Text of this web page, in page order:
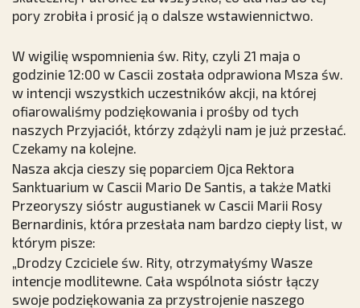
pory zrobiła i prosić ją o dalsze wstawiennictwo.
W wigilię wspomnienia św. Rity, czyli 21 maja o
godzinie 12:00 w Cascii została odprawiona Msza św.
w intencji wszystkich uczestników akcji, na której
ofiarowaliśmy podziękowania i prośby od tych
naszych Przyjaciół, którzy zdążyli nam je już przesłać.
Czekamy na kolejne.
Nasza akcja cieszy się poparciem Ojca Rektora
Sanktuarium w Cascii Mario De Santis, a także Matki
Przeoryszy sióstr augustianek w Cascii Marii Rosy
Bernardinis, która przesłała nam bardzo ciepły list, w
którym pisze:
„Drodzy Czciciele św. Rity, otrzymałyśmy Wasze
intencje modlitewne. Cała wspólnota sióstr łączy
swoje podziękowania za przystrojenie naszego